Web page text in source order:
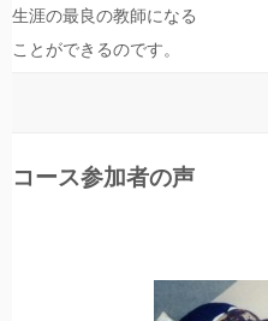
生涯の最良の教師になる
ことができるのです。
コース参加者の声